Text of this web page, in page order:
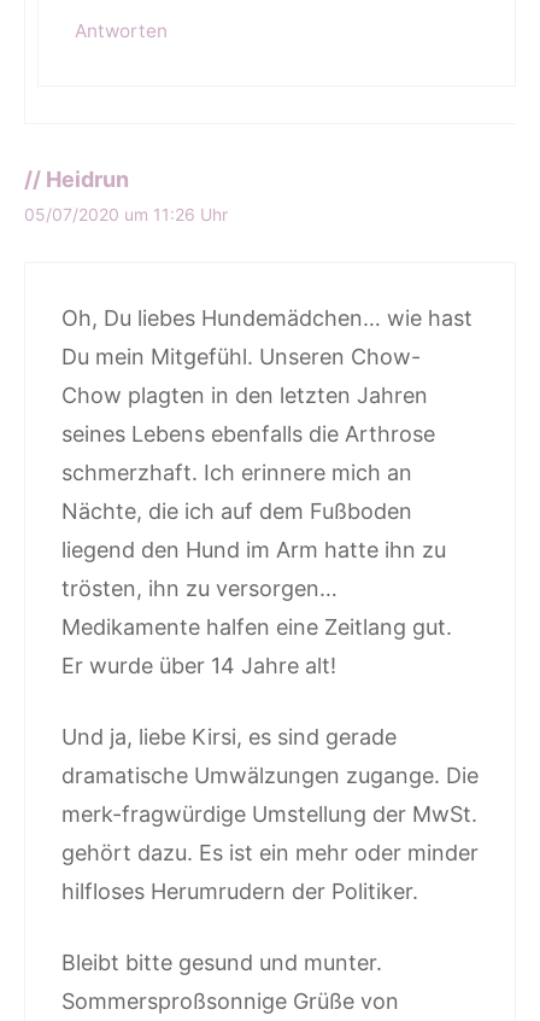
Antworten
// Heidrun
05/07/2020 um 11:26 Uhr
Oh, Du liebes Hundemädchen… wie hast
Du mein Mitgefühl. Unseren Chow-
Chow plagten in den letzten Jahren
seines Lebens ebenfalls die Arthrose
schmerzhaft. Ich erinnere mich an
Nächte, die ich auf dem Fußboden
liegend den Hund im Arm hatte ihn zu
trösten, ihn zu versorgen…
Medikamente halfen eine Zeitlang gut.
Er wurde über 14 Jahre alt!
Und ja, liebe Kirsi, es sind gerade
dramatische Umwälzungen zugange. Die
merk-fragwürdige Umstellung der MwSt.
gehört dazu. Es ist ein mehr oder minder
hilfloses Herumrudern der Politiker.
Bleibt bitte gesund und munter.
Sommersproßsonnige Grüße von